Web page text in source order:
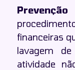
financeiras
lavagem
atividade